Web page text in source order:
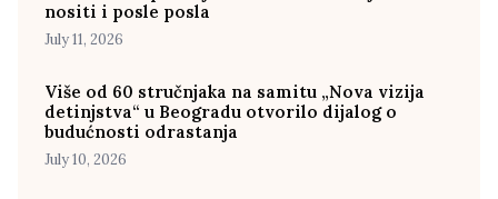
nositi i posle posla
July 11, 2026
Više od 60 stručnjaka na samitu „Nova vizija
detinjstva“ u Beogradu otvorilo dijalog o
budućnosti odrastanja
July 10, 2026